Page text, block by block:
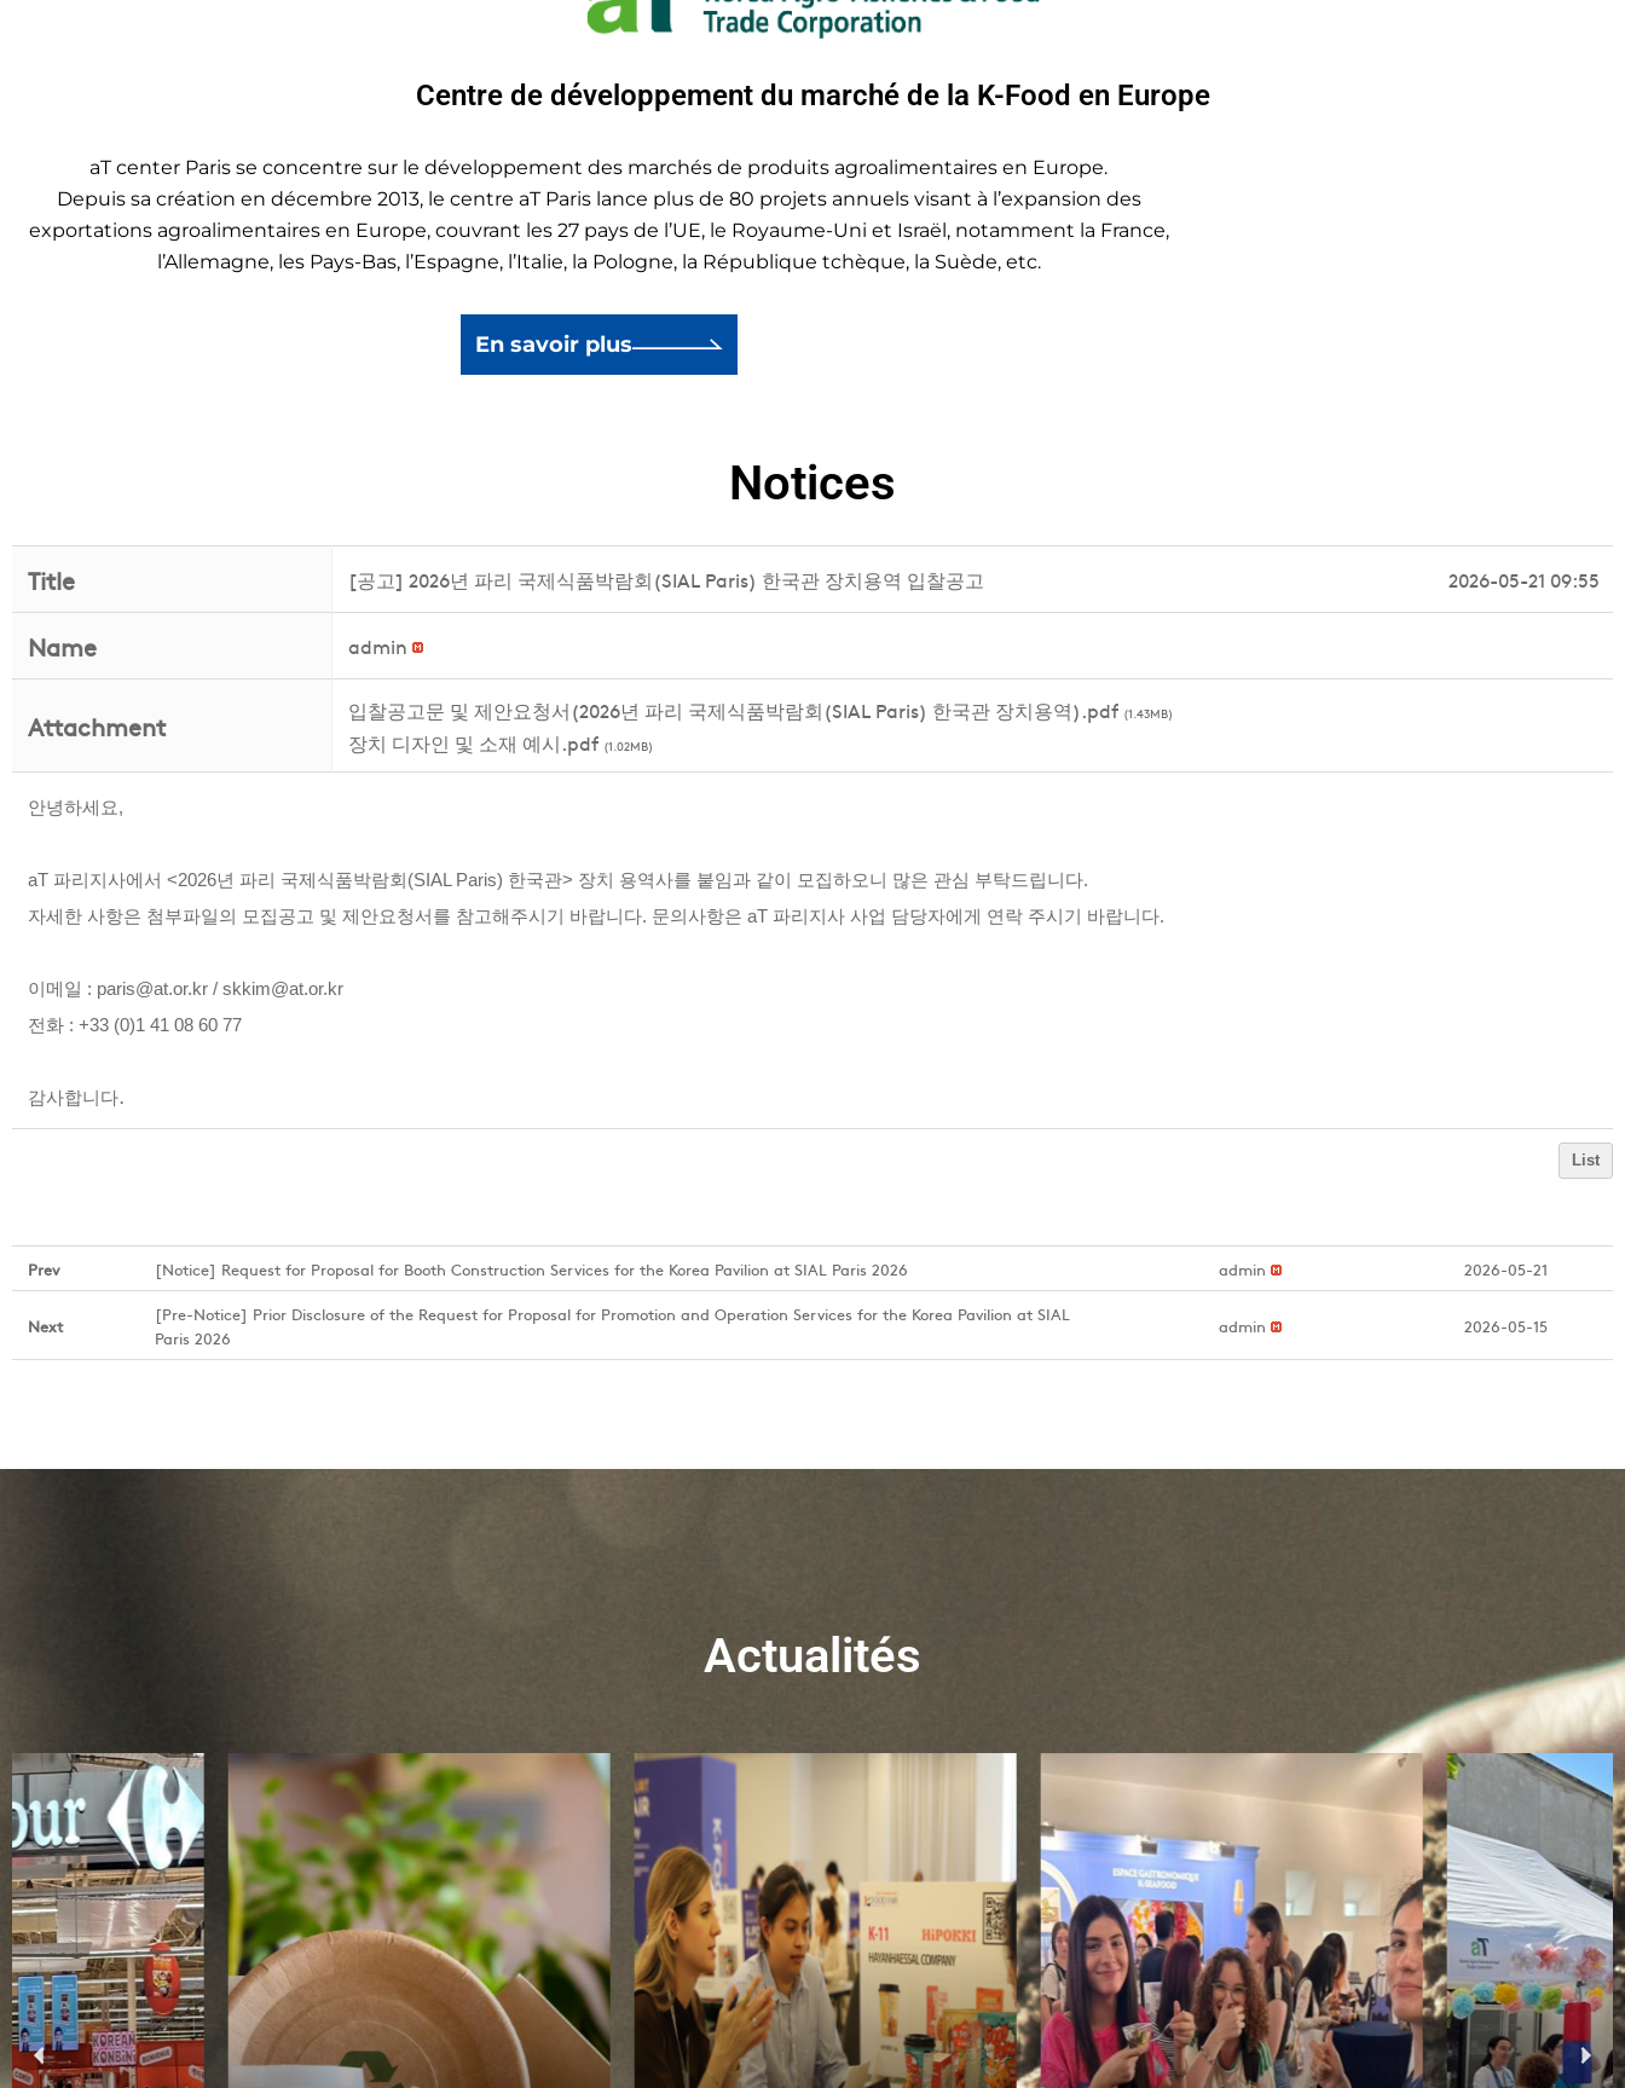
Centre de développement du marché de la K-Food en Europe
aT center Paris se concentre sur le développement des marchés de produits agroalimentaires en Europe.
Depuis sa création en décembre 2013, le centre aT Paris lance plus de 80 projets annuels visant à l’expansion des
exportations agroalimentaires en Europe, couvrant les 27 pays de l’UE, le Royaume-Uni et Israël, notamment la France,
l’Allemagne, les Pays-Bas, l’Espagne, l’Italie, la Pologne, la République tchèque, la Suède, etc.
En savoir plus
Notices
Title [공고] 2026년 파리 국제식품박람회(SIAL Paris) 한국관 장치용역 입찰공고 2026-05-21 09:55
Name admin
Attachment 입찰공고문 및 제안요청서(2026년 파리 국제식품박람회(SIAL Paris) 한국관 장치용역).pdf (1.43MB)
장치 디자인 및 소재 예시.pdf (1.02MB)
안녕하세요,
aT 파리지사에서 <2026년 파리 국제식품박람회(SIAL Paris) 한국관> 장치 용역사를 붙임과 같이 모집하오니 많은 관심 부탁드립니다.
자세한 사항은 첨부파일의 모집공고 및 제안요청서를 참고해주시기 바랍니다. 문의사항은 aT 파리지사 사업 담당자에게 연락 주시기 바랍니다.
이메일 : paris@at.or.kr / skkim@at.or.kr
전화 : +33 (0)1 41 08 60 77
감사합니다.
List
Prev [Notice] Request for Proposal for Booth Construction Services for the Korea Pavilion at SIAL Paris 2026 admin 2026-05-21
Next
[Pre-Notice] Prior Disclosure of the Request for Proposal for Promotion and Operation Services for the Korea Pavilion at SIAL
Paris 2026
admin 2026-05-15
Actualités